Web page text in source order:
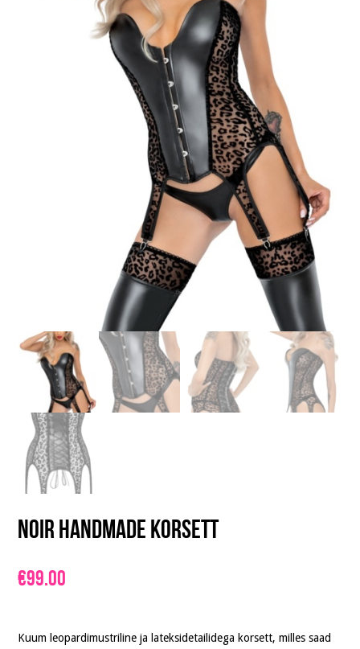
Noir Handmade Korsett
€99.00
Kuum leopardimustriline ja lateksidetailidega korsett, milles saad